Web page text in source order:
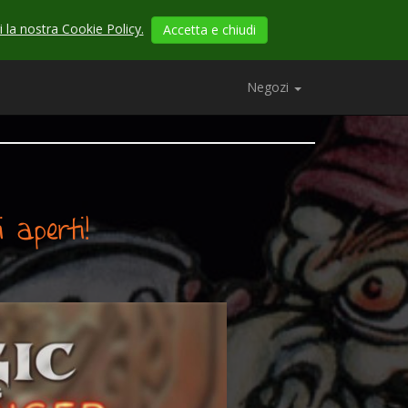
la nostra Cookie Policy. Accetta e chiudi
Negozi
aperti!